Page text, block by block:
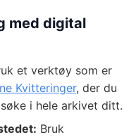
med digital
et verktøy som er
Kvitteringer, der du
i hele arkivet ditt.
Bruk